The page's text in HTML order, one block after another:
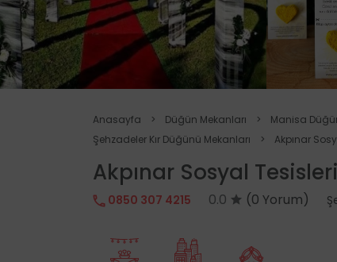
Anasayfa > Düğün Mekanları > Manisa
Şehzadeler Kır Düğünü Mekanları
> Akpınar
Akpınar Sosyal Tesisleri
0850 307 4215 0.0 (0 Yorum)